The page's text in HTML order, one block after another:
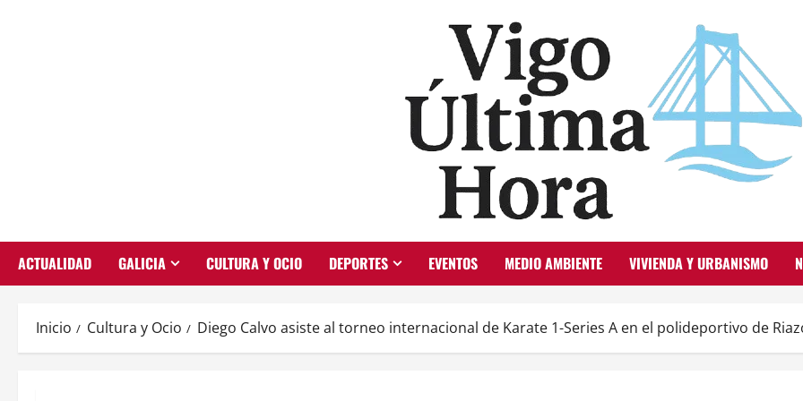
ACTUALIDAD GALICIA CULTURA Y OCIO DEPORTES EVENTOS MEDIO AMBIENTE VIVIENDA Y URBANISMO
Inicio Cultura y Ocio Diego Calvo asiste al torneo internacional de Karate 1-Series A en el polideportivo de